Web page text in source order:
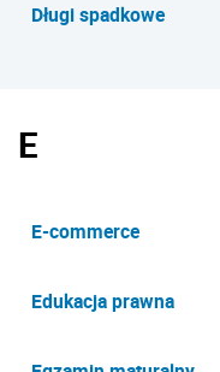
Długi spadkowe
E
E-commerce
Edukacja prawna